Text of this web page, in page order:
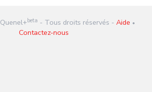
Quenel+ beta - Tous droits réservés - Aide •
Contactez-nous